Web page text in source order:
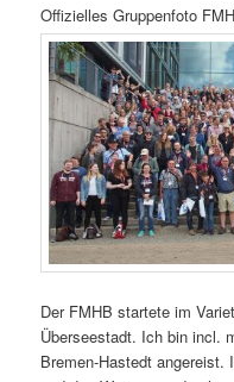
Offizielles Gruppenfoto
Der FMHB startete im
Überseestadt. Ich bin incl.
Bremen-Hastedt